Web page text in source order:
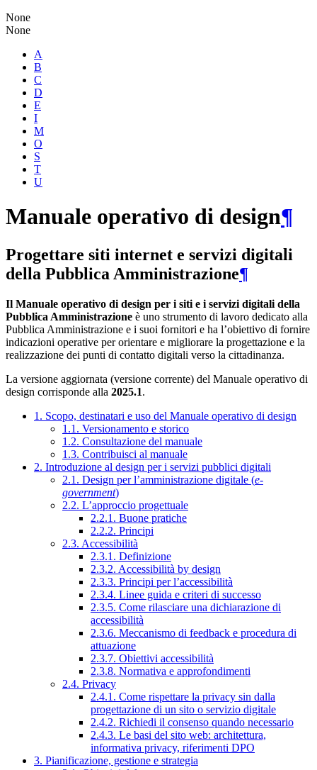
None
None
A
B
C
D
E
I
M
O
S
T
U
Manuale operativo di design¶
Progettare siti internet e servizi digitali
della Pubblica Amministrazione¶
Il Manuale operativo di design per i siti e i servizi digitali della
Pubblica Amministrazione è uno strumento di lavoro dedicato alla
Pubblica Amministrazione e i suoi fornitori e ha l’obiettivo di fornire
indicazioni operative per orientare e migliorare la progettazione e la
realizzazione dei punti di contatto digitali verso la cittadinanza.
La versione aggiornata (versione corrente) del Manuale operativo di
design corrisponde alla 2025.1.
1. Scopo, destinatari e uso del Manuale operativo di design
1.1. Versionamento e storico
1.2. Consultazione del manuale
1.3. Contribuisci al manuale
2. Introduzione al design per i servizi pubblici digitali
2.1. Design per l’amministrazione digitale (e-
government)
2.2. L’approccio progettuale
2.2.1. Buone pratiche
2.2.2. Principi
2.3. Accessibilità
2.3.1. Definizione
2.3.2. Accessibilità by design
2.3.3. Principi per l’accessibilità
2.3.4. Linee guida e criteri di successo
2.3.5. Come rilasciare una dichiarazione di
accessibilità
2.3.6. Meccanismo di feedback e procedura di
attuazione
2.3.7. Obiettivi accessibilità
2.3.8. Normativa e approfondimenti
2.4. Privacy
2.4.1. Come rispettare la privacy sin dalla
progettazione di un sito o servizio digitale
2.4.2. Richiedi il consenso quando necessario
2.4.3. Le basi del sito web: architettura,
informativa privacy, riferimenti DPO
3. Pianificazione, gestione e strategia